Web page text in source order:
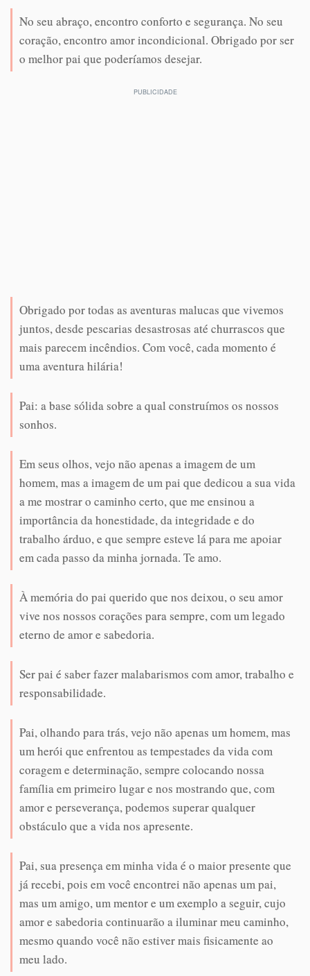
No seu abraço, encontro conforto e segurança. No seu
coração, encontro amor incondicional. Obrigado por ser
o melhor pai que poderíamos desejar.
Obrigado por todas as aventuras malucas que vivemos
juntos, desde pescarias desastrosas até churrascos que
mais parecem incêndios. Com você, cada momento é
uma aventura hilária!
Pai: a base sólida sobre a qual construímos os nossos
sonhos.
Em seus olhos, vejo não apenas a imagem de um
homem, mas a imagem de um pai que dedicou a sua vida
a me mostrar o caminho certo, que me ensinou a
importância da honestidade, da integridade e do
trabalho árduo, e que sempre esteve lá para me apoiar
em cada passo da minha jornada. Te amo.
À memória do pai querido que nos deixou, o seu amor
vive nos nossos corações para sempre, com um legado
eterno de amor e sabedoria.
Ser pai é saber fazer malabarismos com amor, trabalho e
responsabilidade.
Pai, olhando para trás, vejo não apenas um homem, mas
um herói que enfrentou as tempestades da vida com
coragem e determinação, sempre colocando nossa
família em primeiro lugar e nos mostrando que, com
amor e perseverança, podemos superar qualquer
obstáculo que a vida nos apresente.
Pai, sua presença em minha vida é o maior presente que
já recebi, pois em você encontrei não apenas um pai,
mas um amigo, um mentor e um exemplo a seguir, cujo
amor e sabedoria continuarão a iluminar meu caminho,
mesmo quando você não estiver mais fisicamente ao
meu lado.